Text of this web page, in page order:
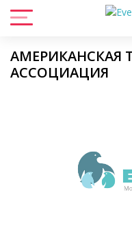
АМЕРИКАНСКАЯ
АССОЦИАЦИЯ